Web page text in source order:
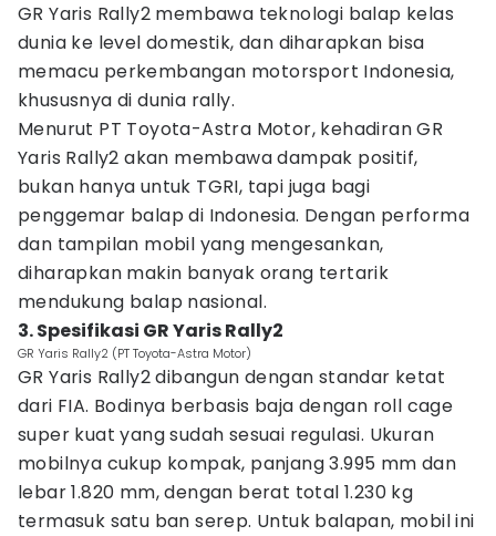
GR Yaris Rally2 membawa teknologi balap kelas
dunia ke level domestik, dan diharapkan bisa
memacu perkembangan motorsport Indonesia,
khususnya di dunia rally.
Menurut PT Toyota-Astra Motor, kehadiran GR
Yaris Rally2 akan membawa dampak positif,
bukan hanya untuk TGRI, tapi juga bagi
penggemar balap di Indonesia. Dengan performa
dan tampilan mobil yang mengesankan,
diharapkan makin banyak orang tertarik
mendukung balap nasional.
3. Spesifikasi GR Yaris Rally2
GR Yaris Rally2 (PT Toyota-Astra Motor)
GR Yaris Rally2 dibangun dengan standar ketat
dari FIA. Bodinya berbasis baja dengan roll cage
super kuat yang sudah sesuai regulasi. Ukuran
mobilnya cukup kompak, panjang 3.995 mm dan
lebar 1.820 mm, dengan berat total 1.230 kg
termasuk satu ban serep. Untuk balapan, mobil ini